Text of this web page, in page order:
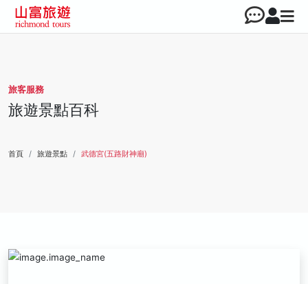
旅客服務
旅遊景點百科
首頁 旅遊景點 武德宮(五路財神廟)